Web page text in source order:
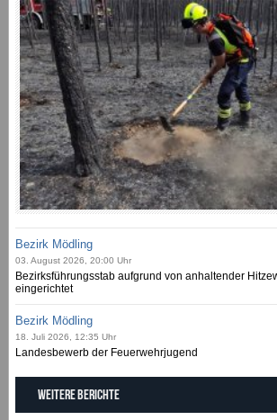
Bezirk Mödling
03. August 2026, 20:00 Uhr
Bezirksführungsstab aufgrund von anhaltender
eingerichtet
Bezirk Mödling
18. Juli 2026, 12:35 Uhr
Landesbewerb der Feuerwehrjugend
Weitere Berichte